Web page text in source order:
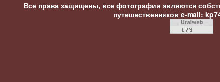
Все права защищены, все фотографии являются
путешественников e-mail: